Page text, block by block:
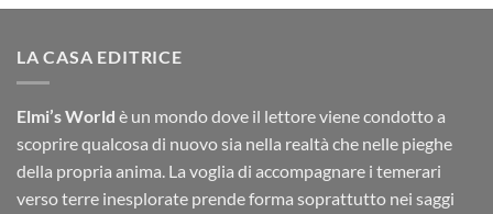
a
a
LA CASA EDITRICE
Elmi’s World è un mondo dove il lettore viene condotto a
scoprire qualcosa di nuovo sia nella realtà che nelle pieghe
della propria anima. La voglia di accompagnare i temerari
verso terre inesplorate prende forma soprattutto nei saggi